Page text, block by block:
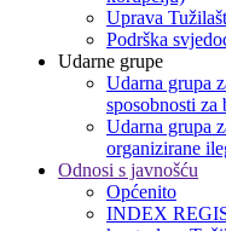
Uprava
Podrška
Udarne grupe
Udarna grupa
sposobnosti
Udarna grupa
organizirane
Odnosi s javnošću
Općenito
INDEX